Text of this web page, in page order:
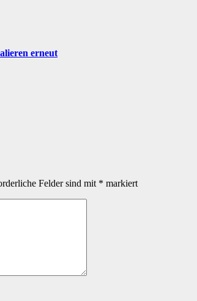
erneut
Felder sind mit * markiert